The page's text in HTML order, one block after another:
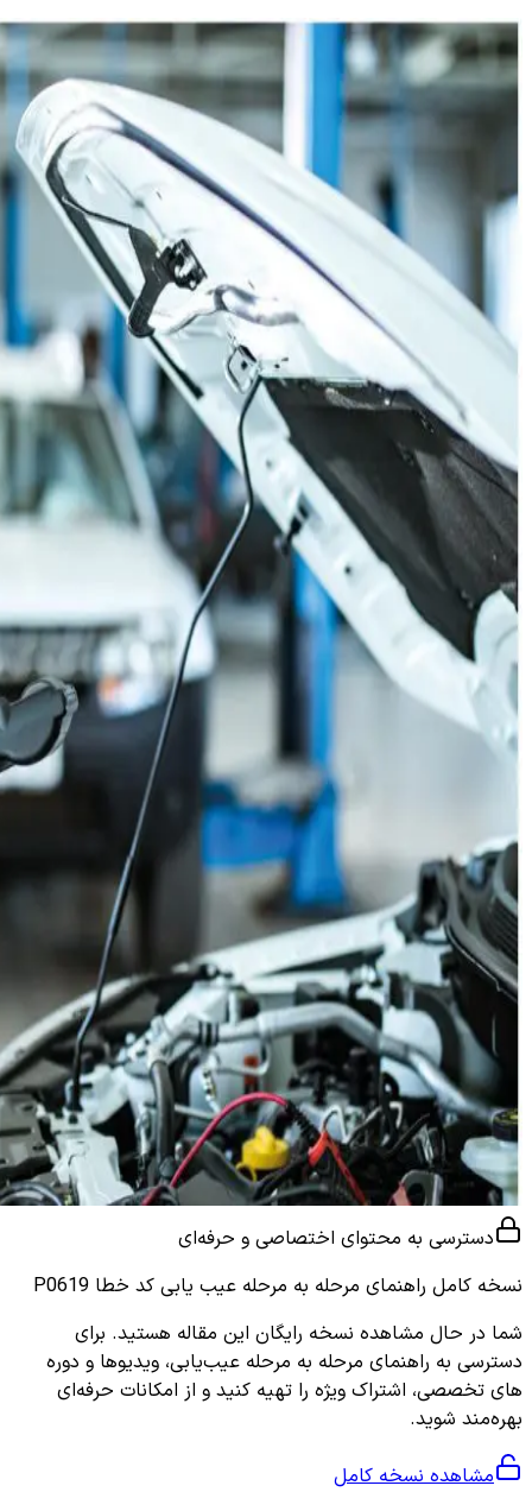
دسترسی به محتوای اختصاصی و حرفه‌ای
نسخه کامل راهنمای مرحله به مرحله عیب یابی کد خطا P0619
شما در حال مشاهده نسخه رایگان این مقاله هستید. برای
دسترسی به راهنمای مرحله به مرحله عیب‌یابی، ویدیوها و دوره
های تخصصی، اشتراک ویژه را تهیه کنید و از امکانات حرفه‌ای
بهره‌مند شوید.
مشاهده نسخه کامل